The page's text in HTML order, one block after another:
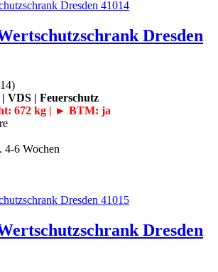
Dresden
)
VDS | Feuerschutz
672 kg | ► BTM: ja
4-6 Wochen
Dresden